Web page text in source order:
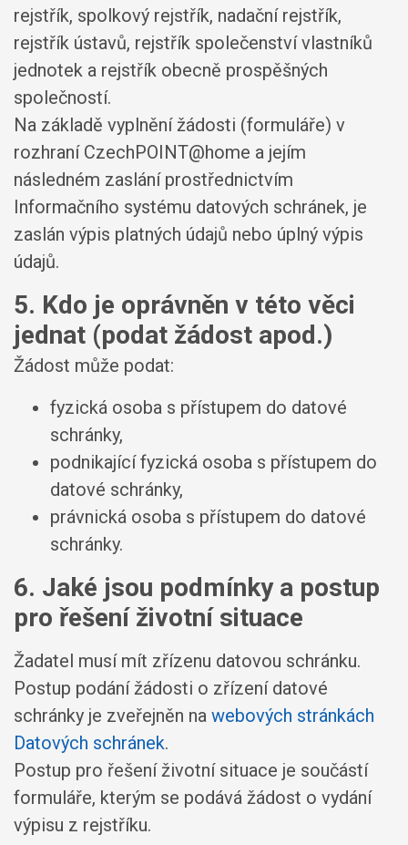
rejstřík, spolkový rejstřík, nadační rejstřík,
rejstřík ústavů, rejstřík společenství vlastníků
jednotek a rejstřík obecně prospěšných
společností.
Na základě vyplnění žádosti (formuláře) v
rozhraní CzechPOINT@home a jejím
následném zaslání prostřednictvím
Informačního systému datových schránek, je
zaslán výpis platných údajů nebo úplný výpis
údajů.
5. Kdo je oprávněn v této věci
jednat (podat žádost apod.)
Žádost může podat:
fyzická osoba s přístupem do datové
schránky,
podnikající fyzická osoba s přístupem do
datové schránky,
právnická osoba s přístupem do datové
schránky.
6. Jaké jsou podmínky a postup
pro řešení životní situace
Žadatel musí mít zřízenu datovou schránku.
Postup podání žádosti o zřízení datové
schránky je zveřejněn na webových stránkách
Datových schránek.
Postup pro řešení životní situace je součástí
formuláře, kterým se podává žádost o vydání
výpisu z rejstříku.